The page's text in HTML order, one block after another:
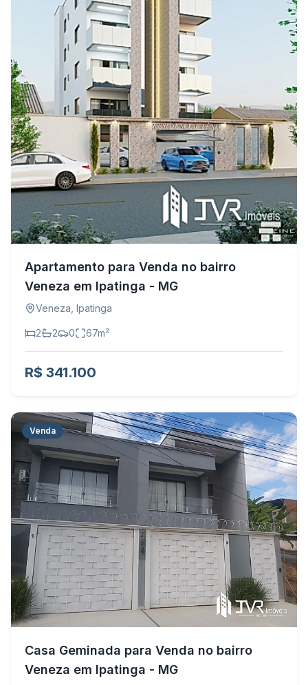
Apartamento para Venda no bairro
Veneza em Ipatinga - MG
Veneza Ipatinga
2 2 0 67m²
R$ 341.100
Venda
Casa Geminada para Venda no bairro
Veneza em Ipatinga - MG